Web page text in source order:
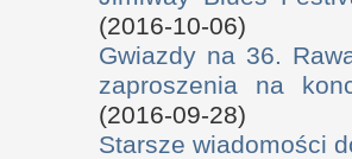
(2016-10-06)
Gwiazdy na 36.
zaproszenia na
(2016-09-28)
Starsze wiadomości